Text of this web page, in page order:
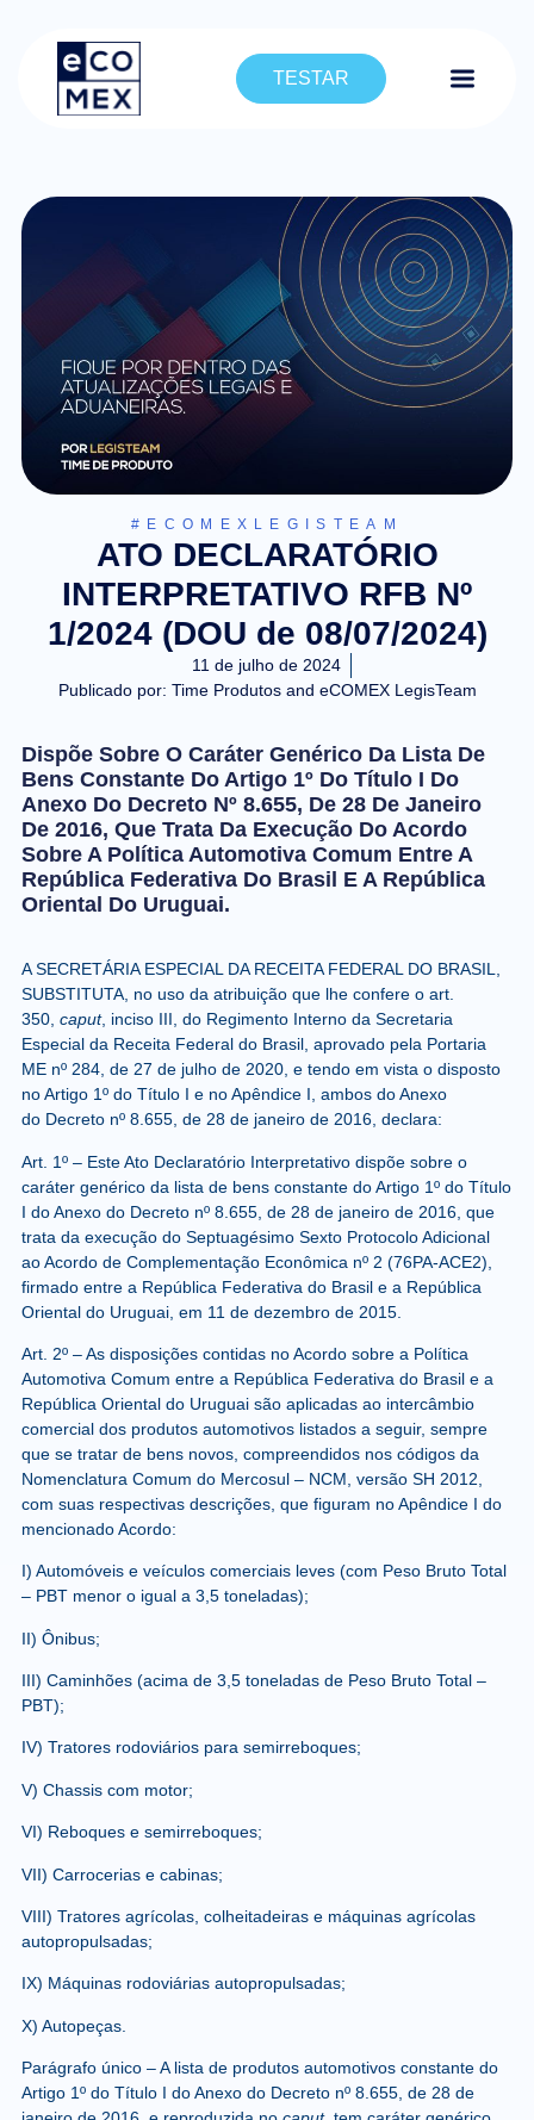
TESTAR
#ECOMEXLEGISTEAM
ATO DECLARATÓRIO
INTERPRETATIVO RFB Nº
1/2024 (DOU de 08/07/2024)
11 de julho de 2024
Publicado por: Time Produtos and eCOMEX LegisTeam
Dispõe Sobre O Caráter Genérico Da Lista De
Bens Constante Do Artigo 1º Do Título I Do
Anexo Do Decreto Nº 8.655, De 28 De Janeiro
De 2016, Que Trata Da Execução Do Acordo
Sobre A Política Automotiva Comum Entre A
República Federativa Do Brasil E A República
Oriental Do Uruguai.
A SECRETÁRIA ESPECIAL DA RECEITA FEDERAL DO BRASIL,
SUBSTITUTA, no uso da atribuição que lhe confere o art.
350, caput, inciso III, do Regimento Interno da Secretaria
Especial da Receita Federal do Brasil, aprovado pela Portaria
ME nº 284, de 27 de julho de 2020, e tendo em vista o disposto
no Artigo 1º do Título I e no Apêndice I, ambos do Anexo
do Decreto nº 8.655, de 28 de janeiro de 2016, declara:
Art. 1º– Este Ato Declaratório Interpretativo dispõe sobre o
caráter genérico da lista de bens constante do Artigo 1º do Título
I do Anexo do Decreto nº 8.655, de 28 de janeiro de 2016, que
trata da execução do Septuagésimo Sexto Protocolo Adicional
ao Acordo de Complementação Econômica nº 2 (76PA-ACE2),
firmado entre a República Federativa do Brasil e a República
Oriental do Uruguai, em 11 de dezembro de 2015.
Art. 2º– As disposições contidas no Acordo sobre a Política
Automotiva Comum entre a República Federativa do Brasil e a
República Oriental do Uruguai são aplicadas ao intercâmbio
comercial dos produtos automotivos listados a seguir, sempre
que se tratar de bens novos, compreendidos nos códigos da
Nomenclatura Comum do Mercosul – NCM, versão SH 2012,
com suas respectivas descrições, que figuram no Apêndice I do
mencionado Acordo:
I) Automóveis e veículos comerciais leves (com Peso Bruto Total
– PBT menor o igual a 3,5 toneladas);
II) Ônibus;
III) Caminhões (acima de 3,5 toneladas de Peso Bruto Total –
PBT);
IV) Tratores rodoviários para semirreboques;
V) Chassis com motor;
VI) Reboques e semirreboques;
VII) Carrocerias e cabinas;
VIII) Tratores agrícolas, colheitadeiras e máquinas agrícolas
autopropulsadas;
IX) Máquinas rodoviárias autopropulsadas;
X) Autopeças.
Parágrafo único – A lista de produtos automotivos constante do
Artigo 1º do Título I do Anexo do Decreto nº 8.655, de 28 de